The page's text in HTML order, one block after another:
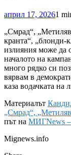
април 17, 20261
„Смрад“,
кранта“, „блонди-
излияния може да
началото на
много рядко си
вярвам в
каза водачката
Материалът
„Смрад“,
път на МИГNews –
Mignews.info